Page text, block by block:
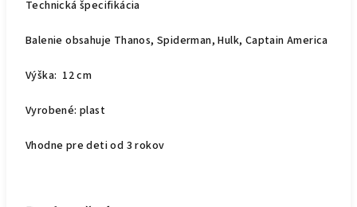
Technická špecifikácia
Balenie obsahuje Thanos, Spiderman, Hulk, Captain America
Výška: 12 cm
Vyrobené: plast
Vhodne pre deti od 3 rokov